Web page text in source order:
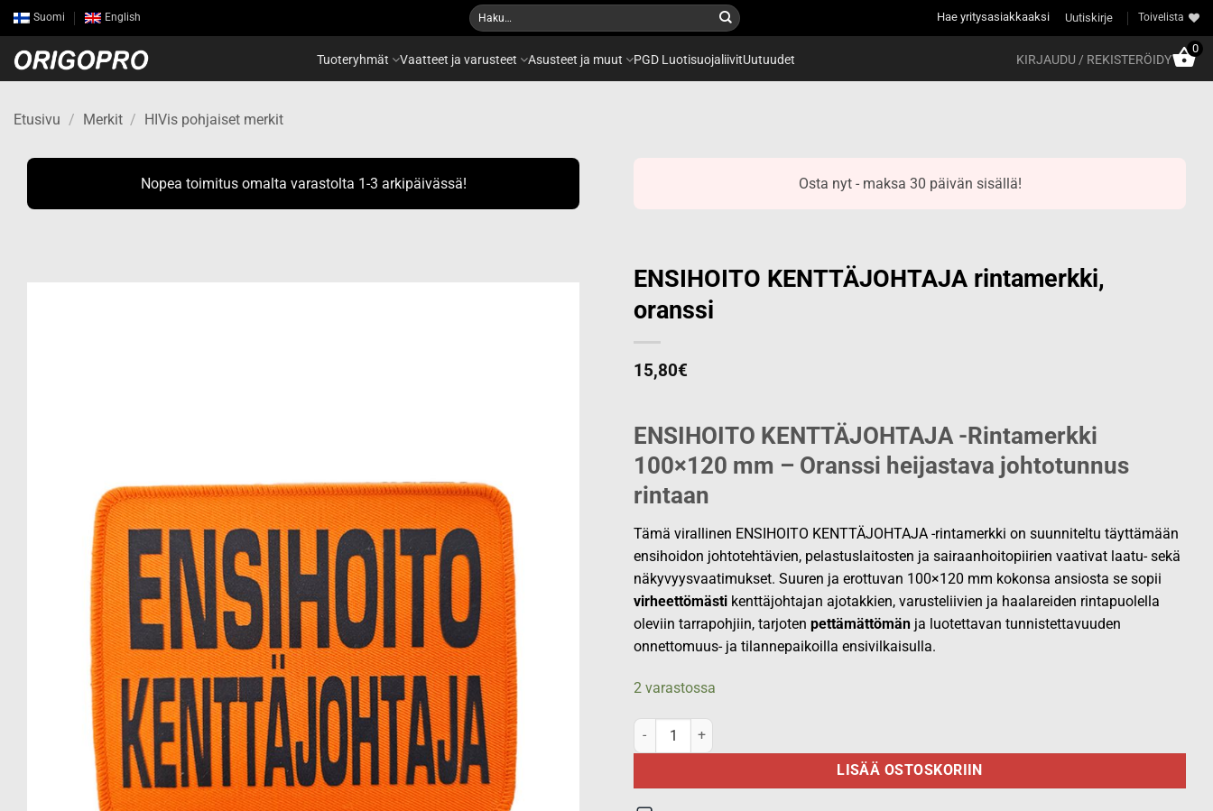
Skip
to
content
Suomi English Etsi: Hae yritysasiakkaaksi Uutiskirje Toivelista
Tuoteryhmät Vaatteet ja varusteet Asusteet ja muut PGD LuotisuojaliivitUutuudet KIRJAUDU / REKISTERÖIDY
0
Etusivu / Merkit / HIVis pohjaiset merkit
Nopea toimitus omalta varastolta 1-3 arkipäivässä! Osta nyt - maksa 30 päivän sisällä!
ENSIHOITO KENTTÄJOHTAJA rintamerkki,
oranssi
15,80€
ENSIHOITO KENTTÄJOHTAJA -Rintamerkki
100×120 mm – Oranssi heijastava johtotunnus
rintaan
Tämä virallinen ENSIHOITO KENTTÄJOHTAJA -rintamerkki on suunniteltu täyttämään
ensihoidon johtotehtävien, pelastuslaitosten ja sairaanhoitopiirien vaativat laatu- sekä
näkyvyysvaatimukset. Suuren ja erottuvan 100×120 mm kokonsa ansiosta se sopii
virheettömästi kenttäjohtajan ajotakkien, varusteliivien ja haalareiden rintapuolella
oleviin tarrapohjiin, tarjoten pettämättömän ja luotettavan tunnistettavuuden
onnettomuus- ja tilannepaikoilla ensivilkaisulla.
2 varastossa
ENSIHOITO KENTTÄJOHTAJA rintamerkki, oranssi määrä
LISÄÄ OSTOSKORIIN